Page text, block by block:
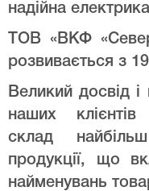
надійна
ТОВ «ВКФ
розвивається з
Великий досвід
наших
склад
продукції, що
найменувань